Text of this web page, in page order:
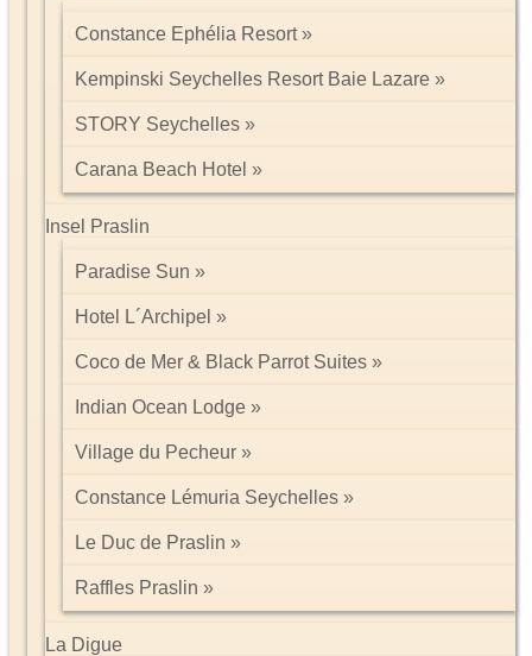
Constance Ephélia Resort
Kempinski Seychelles Resort Baie Lazare
STORY Seychelles
Carana Beach Hotel
Insel Praslin
Paradise Sun
Hotel L´Archipel
Coco de Mer & Black Parrot Suites
Indian Ocean Lodge
Village du Pecheur
Constance Lémuria Seychelles
Le Duc de Praslin
Raffles Praslin
La Digue